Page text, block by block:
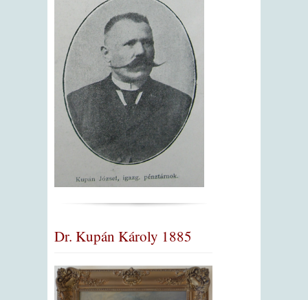
Dr. Kupán Károly 1885